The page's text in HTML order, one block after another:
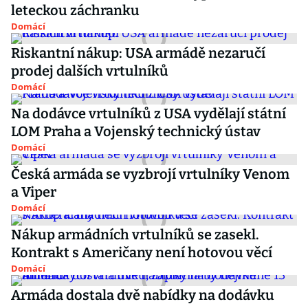
leteckou záchranku
Domácí
Riskantní nákup: USA armádě nezaručí
prodej dalších vrtulníků
Domácí
Na dodávce vrtulníků z USA vydělají státní
LOM Praha a Vojenský technický ústav
Domácí
Česká armáda se vyzbrojí vrtulníky Venom
a Viper
Domácí
Nákup armádních vrtulníků se zasekl.
Kontrakt s Američany není hotovou věcí
Domácí
Armáda dostala dvě nabídky na dodávku